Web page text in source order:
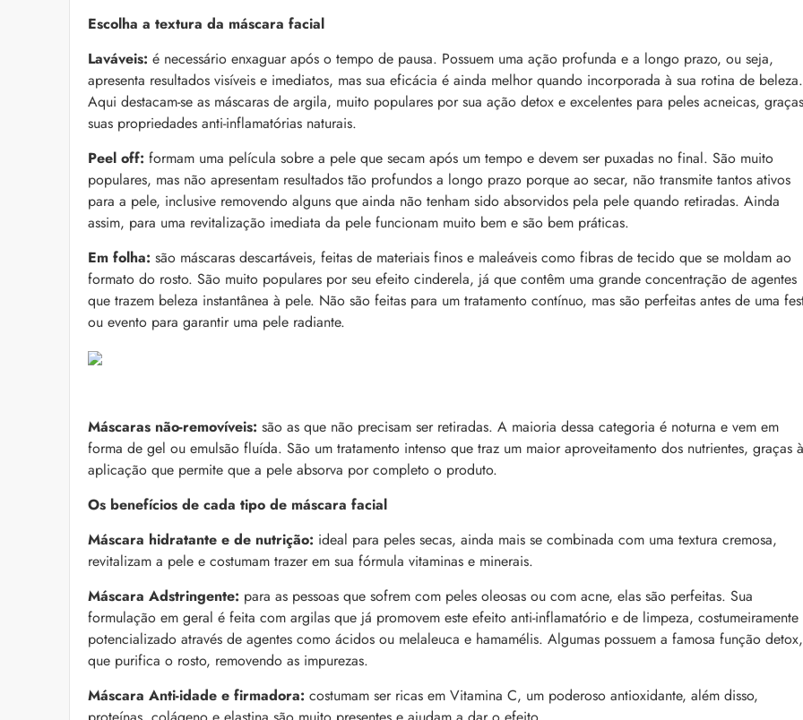
Escolha a textura da máscara facial
Laváveis: é necessário enxaguar após o tempo de pausa. Possuem uma ação profunda e a longo prazo, ou seja,
apresenta resultados visíveis e imediatos, mas sua eficácia é ainda melhor quando incorporada à sua rotina de beleza.
Aqui destacam-se as máscaras de argila, muito populares por sua ação detox e excelentes para peles acneicas,
suas propriedades anti-inflamatórias naturais.
Peel off: formam uma película sobre a pele que secam após um tempo e devem ser puxadas no final. São muito
populares, mas não apresentam resultados tão profundos a longo prazo porque ao secar, não transmite tantos ativos
para a pele, inclusive removendo alguns que ainda não tenham sido absorvidos pela pele quando retiradas. Ainda
assim, para uma revitalização imediata da pele funcionam muito bem e são bem práticas.
Em folha: são máscaras descartáveis, feitas de materiais finos e maleáveis como fibras de tecido que se moldam ao
formato do rosto. São muito populares por seu efeito cinderela, já que contêm uma grande concentração de agentes
que trazem beleza instantânea à pele. Não são feitas para um tratamento contínuo, mas são perfeitas antes de uma
ou evento para garantir uma pele radiante.
Máscaras não-removíveis: são as que não precisam ser retiradas. A maioria dessa categoria é noturna e vem em
forma de gel ou emulsão fluída. São um tratamento intenso que traz um maior aproveitamento dos nutrientes, graças à
aplicação que permite que a pele absorva por completo o produto.
Os benefícios de cada tipo de máscara facial
Máscara hidratante e de nutrição: ideal para peles secas, ainda mais se combinada com uma textura cremosa,
revitalizam a pele e costumam trazer em sua fórmula vitaminas e minerais.
Máscara Adstringente: para as pessoas que sofrem com peles oleosas ou com acne, elas são perfeitas. Sua
formulação em geral é feita com argilas que já promovem este efeito anti-inflamatório e de limpeza, costumeiramente
potencializado através de agentes como ácidos ou melaleuca e hamamélis. Algumas possuem a famosa função detox,
que purifica o rosto, removendo as impurezas.
Máscara Anti-idade e firmadora: costumam ser ricas em Vitamina C, um poderoso antioxidante, além disso,